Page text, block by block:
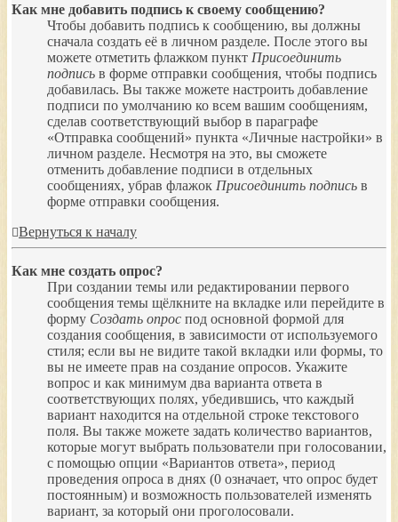
Как мне добавить подпись к своему сообщению?
Чтобы добавить подпись к сообщению, вы должны
сначала создать её в личном разделе. После этого вы
можете отметить флажком пункт Присоединить
подпись в форме отправки сообщения, чтобы подпись
добавилась. Вы также можете настроить добавление
подписи по умолчанию ко всем вашим сообщениям,
сделав соответствующий выбор в параграфе
«Отправка сообщений» пункта «Личные настройки» в
личном разделе. Несмотря на это, вы сможете
отменить добавление подписи в отдельных
сообщениях, убрав флажок Присоединить подпись в
форме отправки сообщения.
Вернуться к началу
Как мне создать опрос?
При создании темы или редактировании первого
сообщения темы щёлкните на вкладке или перейдите в
форму Создать опрос под основной формой для
создания сообщения, в зависимости от используемого
стиля; если вы не видите такой вкладки или формы, то
вы не имеете прав на создание опросов. Укажите
вопрос и как минимум два варианта ответа в
соответствующих полях, убедившись, что каждый
вариант находится на отдельной строке текстового
поля. Вы также можете задать количество вариантов,
которые могут выбрать пользователи при голосовании,
с помощью опции «Вариантов ответа», период
проведения опроса в днях (0 означает, что опрос будет
постоянным) и возможность пользователей изменять
вариант, за который они проголосовали.